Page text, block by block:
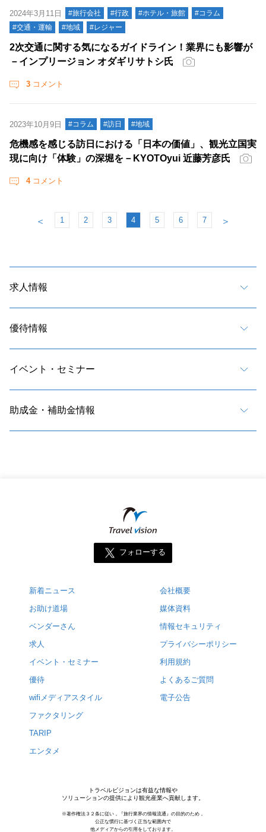
2024年3月11日 #旅行会社 #行政 #ホテル・旅館
#コラム
#交通・運輸
#地域 #レジャー
2次交通に関する気になるガイドライン！業界にも影響が
－インプリージョン オダギリサトシ氏
3 コメント
2023年10月9日 #コラム #訪日 #地域
危機感を感じる訪日における「日本の価値」、観光立国実
現に向け「体験」の深堀を－KYOTOyui 近藤芳彦氏
4コメント
＜ 1 2 3 4 5 6 7 ＞
求人情報
優待情報
イベント・セミナー
助成金・補助金情報
フォローする
新着ニュース
お助け道場
ベンダーさん
求人
イベント・セミナー
優待
wifiメディアスタイル
ファクタリング
TARIP
エンタメ
会社概要
媒体資料
情報セキュリティ
プライバシーポリシー
利用規約
よくあるご質問
電子公告
トラベルビジョンは有益な情報や
ソリューションの提供により観光産業へ貢献します。
※著作権法３２条に従い，『旅行業界の情報流通』の目的のため，
公正な慣行に基づく正当な範囲内で
他メディアからの引用をしております。